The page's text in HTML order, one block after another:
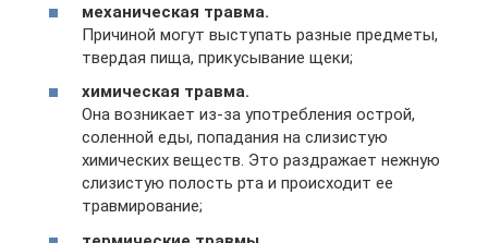
механическая травма.
Причиной могут выступать разные предметы,
твердая пища, прикусывание щеки;
химическая травма.
Она возникает из-за употребления острой,
соленной еды, попадания на слизистую
химических веществ. Это раздражает нежную
слизистую полость рта и происходит ее
травмирование;